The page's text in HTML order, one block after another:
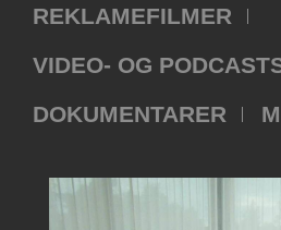
REKLAMEFILMER
VIDEO- OG
DOKUMENTARER